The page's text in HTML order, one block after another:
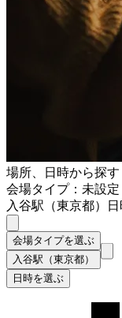
場所、日時から探す
会場タイプ：未設定
入谷駅（東京都）
会場タイプを選ぶ
入谷駅（東京都）
日時を選ぶ